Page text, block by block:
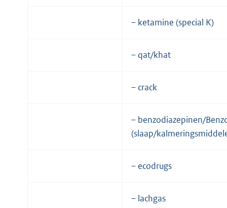
– ketamine (special K)
– qat/khat
– crack
– benzodiazepinen/
(slaap/
– ecodrugs
– lachgas